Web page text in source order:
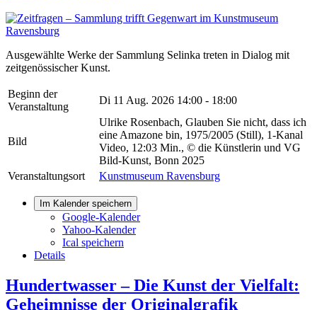
Ausgewählte Werke der Sammlung Selinka treten in Dialog mit
zeitgenössischer Kunst.
Beginn der
Veranstaltung
Di 11 Aug. 2026 14:00 - 18:00
Bild
Ulrike Rosenbach, Glauben Sie nicht, dass ich
eine Amazone bin, 1975/2005 (Still), 1-Kanal
Video, 12:03 Min., © die Künstlerin und VG
Bild-Kunst, Bonn 2025
Veranstaltungsort
Kunstmuseum Ravensburg
Im Kalender speichern
Google-Kalender
Yahoo-Kalender
Ical speichern
Details
Hundertwasser – Die Kunst der Vielfalt:
Geheimnisse der Originalgrafik